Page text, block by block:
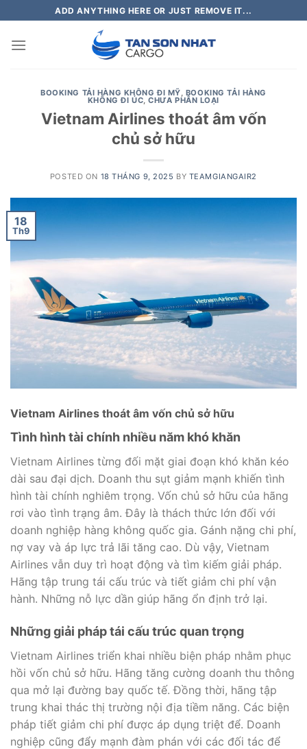
to
content
ADD ANYTHING HERE OR JUST REMOVE IT...
BOOKING TẢI HÀNG KHÔNG ĐI MỸ, BOOKING TẢI HÀNG
KHÔNG ĐI ÚC,CHƯA PHÂN LOẠI
Vietnam Airlines thoát âm vốn
chủ sở hữu
POSTED ON 18 THÁNG 9, 2025 BY TEAMGIANGAIR2
18
Th9
Vietnam Airlines thoát âm vốn chủ sở hữu
Tình hình tài chính nhiều năm khó khăn
Vietnam Airlines từng đối mặt giai đoạn khó khăn kéo
dài sau đại dịch. Doanh thu sụt giảm mạnh khiến tình
hình tài chính nghiêm trọng. Vốn chủ sở hữu của hãng
rơi vào tình trạng âm. Đây là thách thức lớn đối với
doanh nghiệp hàng không quốc gia. Gánh nặng chi phí,
nợ vay và áp lực trả lãi tăng cao. Dù vậy, Vietnam
Airlines vẫn duy trì hoạt động và tìm kiếm giải pháp.
Hãng tập trung tái cấu trúc và tiết giảm chi phí vận
hành. Những nỗ lực dần giúp hãng ổn định trở lại.
Những giải pháp tái cấu trúc quan trọng
Vietnam Airlines triển khai nhiều biện pháp nhằm phục
hồi vốn chủ sở hữu. Hãng tăng cường doanh thu thông
qua mở lại đường bay quốc tế. Đồng thời, hãng tập
trung khai thác thị trường nội địa tiềm năng. Các biện
pháp tiết giảm chi phí được áp dụng triệt để. Doanh
nghiệp cũng đẩy mạnh đàm phán với các đối tác để